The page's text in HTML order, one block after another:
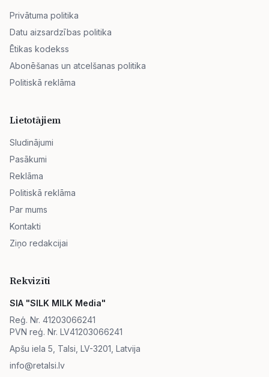
Privātuma politika
Datu aizsardzības politika
Ētikas kodekss
Abonēšanas un atcelšanas politika
Politiskā reklāma
Lietotājiem
Sludinājumi
Pasākumi
Reklāma
Politiskā reklāma
Par mums
Kontakti
Ziņo redakcijai
Rekvizīti
SIA "SILK MILK Media"
Reģ. Nr. 41203066241
PVN reģ. Nr. LV41203066241
Apšu iela 5, Talsi, LV-3201, Latvija
info@retalsi.lv